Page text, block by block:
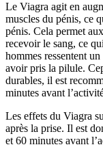
Le Viagra agit en
muscles du pénis, ce
pénis. Cela permet
recevoir le sang, ce
hommes ressentent
avoir pris la pilule.
durables, il est
minutes avant
Les effets du Viagra
après la prise. Il est
et 60 minutes avant